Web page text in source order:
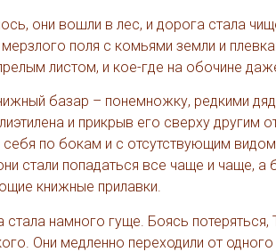
они вошли в лес, и дорога стала
поля с комьями земли и
листом, и кое-где на обочине
базар – понемножку, редкими
и прикрыв его сверху другим
себя по бокам и с отсутствующим
стали попадаться все чаще и чаще,
книжные прилавки.
стала намного гуще. Боясь
Они медленно переходили от